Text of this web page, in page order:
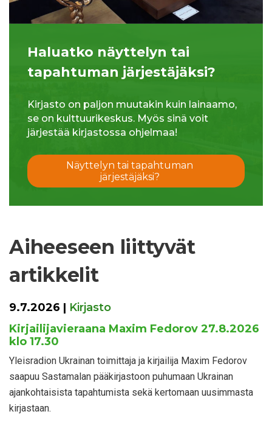
Haluatko näyttelyn tai
tapahtuman järjestäjäksi?
Kirjasto on paljon muutakin kuin lainaamo,
se on kulttuurikeskus. Myös sinä voit
järjestää kirjastossa ohjelmaa!
Näyttelyn tai tapahtuman
järjestäjäksi?
Aiheeseen liittyvät
artikkelit
9.7.2026 | Kirjasto
Kirjailijavieraana Maxim Fedorov 27.8.2026
klo 17.30
Yleisradion Ukrainan toimittaja ja kirjailija Maxim Fedorov
saapuu Sastamalan pääkirjastoon puhumaan Ukrainan
ajankohtaisista tapahtumista sekä kertomaan uusimmasta
kirjastaan.